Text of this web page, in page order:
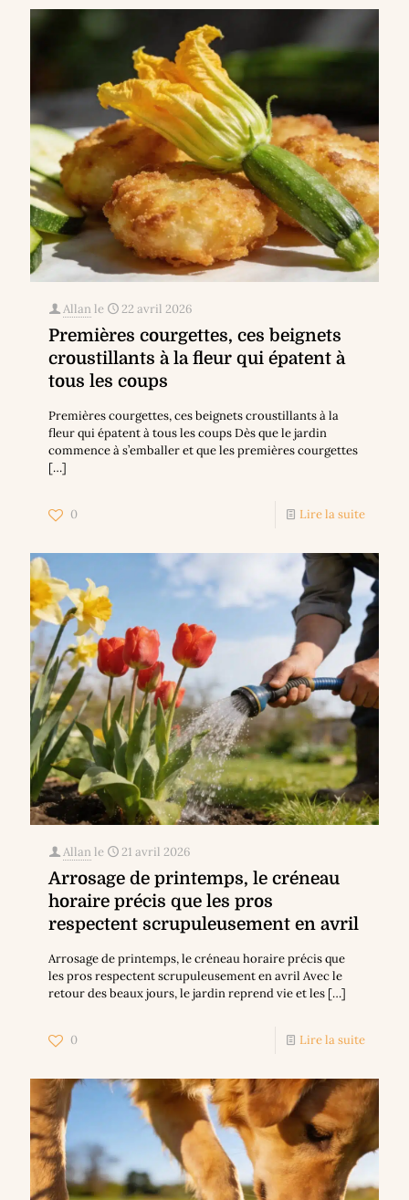
Allan le 22 avril 2026
Premières courgettes, ces beignets
croustillants à la fleur qui épatent à
tous les coups
Premières courgettes, ces beignets croustillants à la
fleur qui épatent à tous les coups Dès que le jardin
commence à s’emballer et que les premières courgettes
[…]
0 Lire la suite
Allan le 21 avril 2026
Arrosage de printemps, le créneau
horaire précis que les pros
respectent scrupuleusement en avril
Arrosage de printemps, le créneau horaire précis que
les pros respectent scrupuleusement en avril Avec le
retour des beaux jours, le jardin reprend vie et les […]
0 Lire la suite